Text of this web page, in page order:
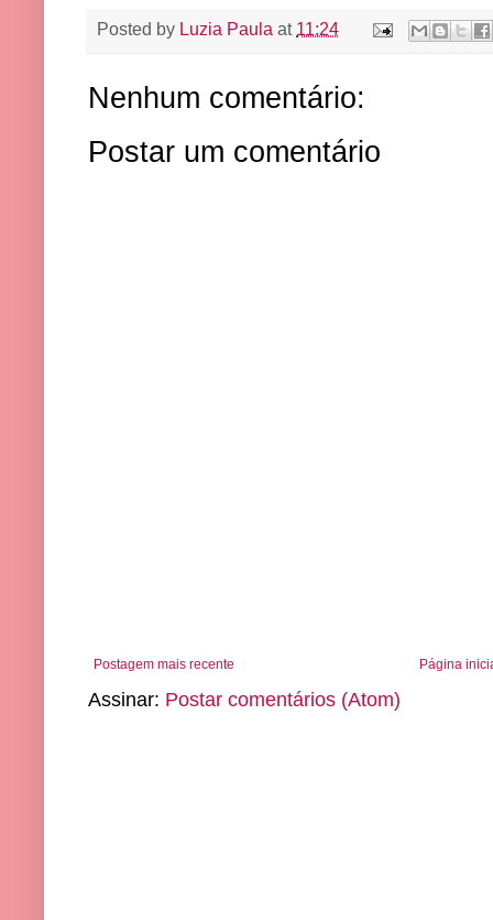
Posted by Luzia Paula at 11:24
Nenhum comentário:
Postar um comentário
Postagem mais recente Página
Assinar: Postar comentários (Atom)